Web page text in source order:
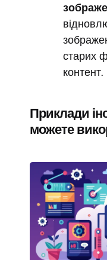
старих
контент.
Приклади
можете